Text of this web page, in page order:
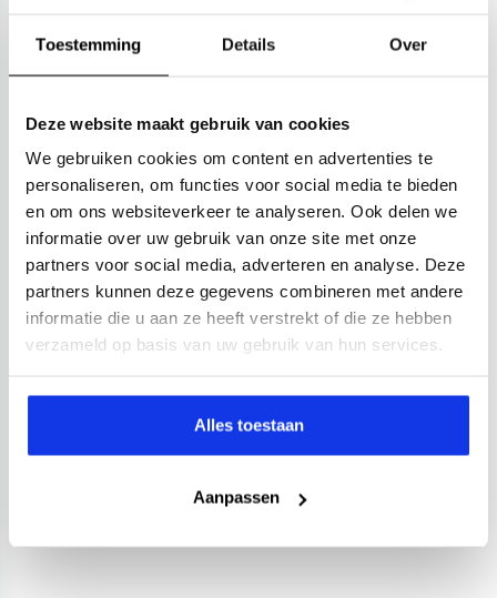
Toestemming Details Over
Deze website maakt gebruik van cookies
We gebruiken cookies om content en advertenties te
personaliseren, om functies voor social media te bieden
en om ons websiteverkeer te analyseren. Ook delen we
informatie over uw gebruik van onze site met onze
partners voor social media, adverteren en analyse. Deze
partners kunnen deze gegevens combineren met andere
informatie die u aan ze heeft verstrekt of die ze hebben
verzameld op basis van uw gebruik van hun services.
Alles toestaan
Aanpassen